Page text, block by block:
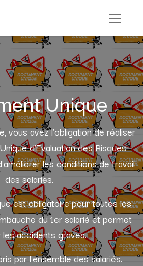
Unique
vous avez l’obligation de réaliser
d’Evaluation des Risques
les conditions de travail
des salariés.
est obligatoire pour toutes les
du 1er salarié et permet
accidents graves.
par l'ensemble des salariés.